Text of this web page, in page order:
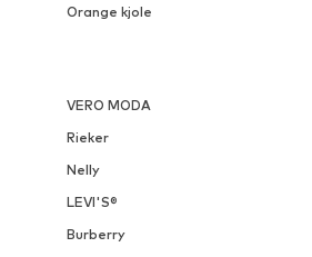
Orange kjole
VERO MODA
Rieker
Nelly
LEVI'S®
Burberry